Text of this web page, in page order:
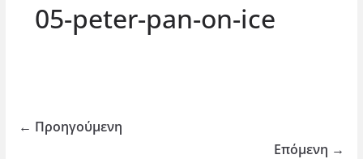
05-peter-pan-on-ice
← Προηγούμενη
Επόμενη →